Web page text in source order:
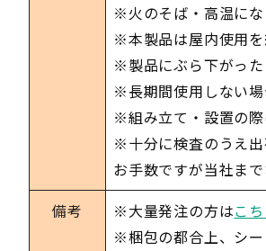
※火のそば・高温に
※本製品は屋内使用
※製品にぶら下がっ
※長期間使用しない
※組み立て・設置の
※十分に検査のうえ
お手数ですが当社ま
備考
※大量発注の方はこ
※梱包の都合上、シ